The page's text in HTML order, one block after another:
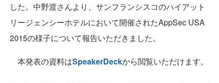
した。中野渡さんより、サンフランシスコのハイアット
リージェンシーホテルにおいて開催されたAppSec USA
2015の様子について報告いただきました。
本発表の資料はSpeakerDeckから閲覧いただけます。